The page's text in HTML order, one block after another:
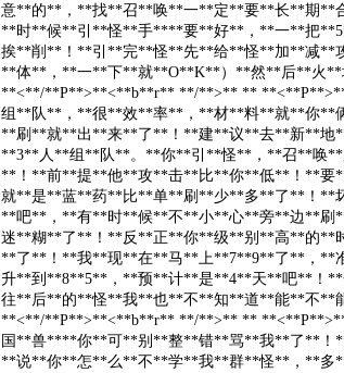
意**的**，**找**召**唤**一**定**要**长**期**
**时**候**引**怪**手****要**好**，**一**把
挨**削**！**引**完**怪**先**给**怪**加**减**
**体**，**一**下**就**O**K**）**然**后**火
**<**/**P**>**<**b**r** **/**>** **
组**队**，**很**效**率**，**材**料**就**你**
**刷**就**出**来**了**！**建**议**去**新**
**3**人**组**队**。**你**引**怪**，**召**唤
**！**前**提**他**攻**击**比**你**低**！**
就**是**蓝**药**比**单**刷**少**多**了**！**
**吧**，**有**时**候**不**小**心**旁**边**
迷**糊**了**！**反**正**你**级**别**高**的**
**了**！**我**现**在**马**上**7**9**了**，**
升**到**8**5**，**预**计**是**4**天**吧**！
往**后**的**怪**我**也**不**知**道**能**不**
**<**/**P**>**<**b**r** **/**>** **
国**兽****你**可**别**整**错**骂**我**了**
**说**你**怎**么**不**学**我**群**怪**，**多